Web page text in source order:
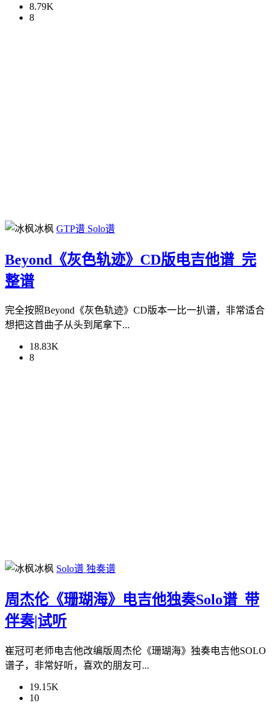
8.79K
8
冰枫 GTP谱 Solo谱
Beyond《灰色轨迹》CD版电吉他谱_完
整谱
完全按照Beyond《灰色轨迹》CD版本一比一扒谱，非常适合
想把这首曲子从头到尾拿下...
18.83K
8
冰枫 Solo谱 独奏谱
周杰伦《珊瑚海》电吉他独奏Solo谱_带
伴奏|试听
崔冠可老师电吉他改编版周杰伦《珊瑚海》独奏电吉他SOLO
谱子，非常好听，喜欢的朋友可...
19.15K
10